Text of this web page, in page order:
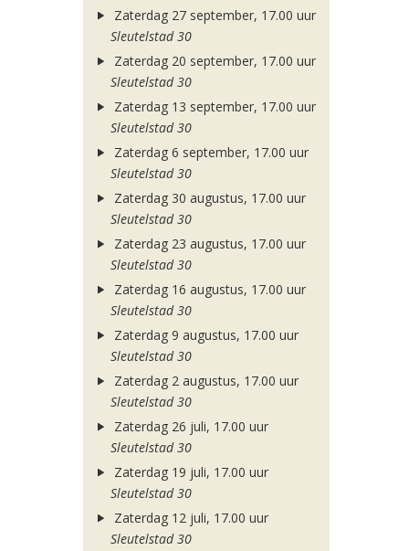
Zaterdag 27 september, 17.00 uur
Sleutelstad 30
Zaterdag 20 september, 17.00 uur
Sleutelstad 30
Zaterdag 13 september, 17.00 uur
Sleutelstad 30
Zaterdag 6 september, 17.00 uur
Sleutelstad 30
Zaterdag 30 augustus, 17.00 uur
Sleutelstad 30
Zaterdag 23 augustus, 17.00 uur
Sleutelstad 30
Zaterdag 16 augustus, 17.00 uur
Sleutelstad 30
Zaterdag 9 augustus, 17.00 uur
Sleutelstad 30
Zaterdag 2 augustus, 17.00 uur
Sleutelstad 30
Zaterdag 26 juli, 17.00 uur
Sleutelstad 30
Zaterdag 19 juli, 17.00 uur
Sleutelstad 30
Zaterdag 12 juli, 17.00 uur
Sleutelstad 30